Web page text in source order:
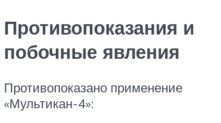
Противопоказания и
побочные явления
Противопоказано применение
«Мультикан-4»: